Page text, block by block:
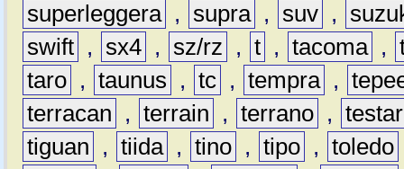
superleggera , supra , suv ,
swift , sx4 , sz/rz , t , tacoma ,
taro , taunus , tc , tempra ,
terracan
, terrain , terrano ,
tiguan
, tiida , tino , tipo , toledo